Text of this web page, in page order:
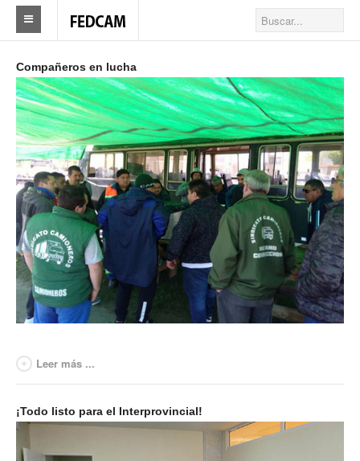
Federacion
Federación
Autoridades
Nuestros Sindicatos
Delegaciones en el país
Actualidad Sindicatos
Camioneros solidarios
Publicaciones
Revista Los Camioneros
Anuario 20 años
Biblioteca Sindical
Galería de videos
Compañeros en lucha
Leer más ...
¡Todo listo para el Interprovincial!